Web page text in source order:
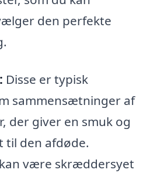
den perfekte
Disse er typisk
sammensætninger af
der giver en smuk og
den afdøde.
være skræddersyet